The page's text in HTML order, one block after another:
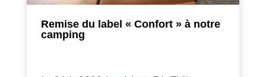
Remise du label « Confort » à notre
camping